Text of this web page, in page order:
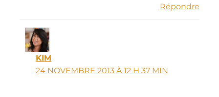
Répondre
KIM
24 NOVEMBRE 2013 À 12 H 37 MIN